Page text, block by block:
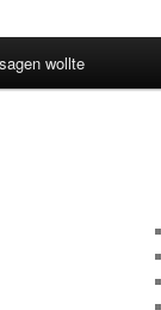
wollte